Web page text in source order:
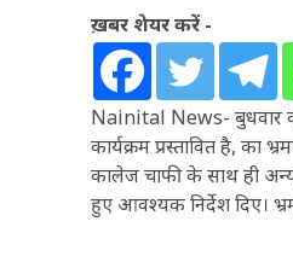
ख़बर शेयर करें -
Nainital News- बुधवार
कार्यक्रम प्रस्तावित है, का
कालेज चाफी के साथ ही अन्य
हुए आवश्यक निर्देश दिए।